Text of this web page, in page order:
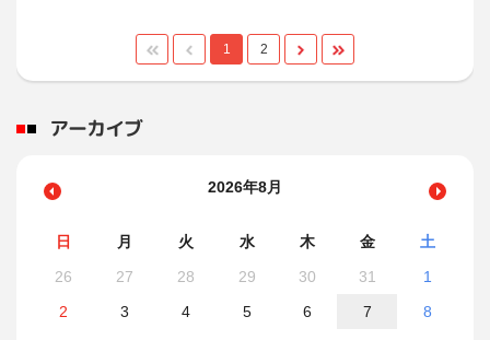
1 2
アーカイブ
2026年8月
日 月 火 水 木 金
土
26
27 28 29 30 31
1
2
3 4 5 6 7
8